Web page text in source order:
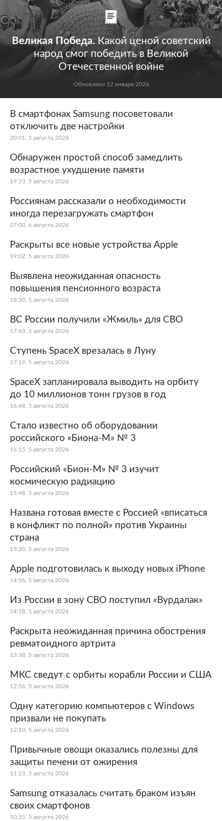
Великая Победа. Какой ценой советский
народ смог победить в Великой
Отечественной войне
Обновлено 12 января 2026
В смартфонах Samsung посоветовали
отключить две настройки
20:01, 5 августа 2026
Обнаружен простой способ замедлить
возрастное ухудшение памяти
19:23, 5 августа 2026
Россиянам рассказали о необходимости
иногда перезагружать смартфон
07:00, 6 августа 2026
Раскрыты все новые устройства Apple
19:02, 5 августа 2026
Выявлена неожиданная опасность
повышения пенсионного возраста
18:30, 5 августа 2026
ВС России получили «Жмиль» для СВО
17:43, 5 августа 2026
Ступень SpaceX врезалась в Луну
17:19, 5 августа 2026
SpaceX запланировала выводить на орбиту
до 10 миллионов тонн грузов в год
16:48, 5 августа 2026
Стало известно об оборудовании
российского «Биона-М» № 3
16:15, 5 августа 2026
Российский «Бион-М» № 3 изучит
космическую радиацию
15:48, 5 августа 2026
Названа готовая вместе с Россией «вписаться
в конфликт по полной» против Украины
страна
15:20, 5 августа 2026
Apple подготовилась к выходу новых iPhone
14:56, 5 августа 2026
Из России в зону СВО поступил «Вурдалак»
14:18, 5 августа 2026
Раскрыта неожиданная причина обострения
ревматоидного артрита
13:38, 5 августа 2026
МКС сведут с орбиты корабли России и США
12:56, 5 августа 2026
Одну категорию компьютеров с Windows
призвали не покупать
12:10, 5 августа 2026
Привычные овощи оказались полезны для
защиты печени от ожирения
11:23, 5 августа 2026
Samsung отказалась считать браком изъян
своих смартфонов
10:35, 5 августа 2026